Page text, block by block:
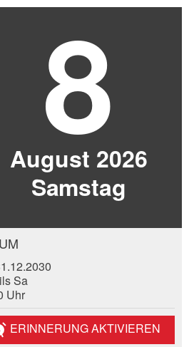
Samstag
8
August 2026
Sa
Uhr
ERINNERUNG AKTIVIEREN